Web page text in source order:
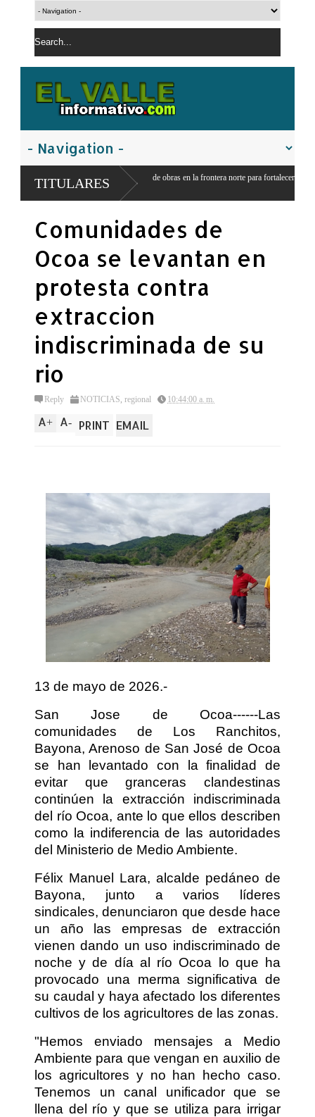
TITULARES
construcción de obras en la frontera norte para fortalecer la
Comunidades de
Ocoa se levantan en
protesta contra
extraccion
indiscriminada de su
rio
Reply NOTICIAS, regional 10:44:00 a. m.
A+ A- PRINT EMAIL
13 de mayo de 2026.-
San Jose de Ocoa------Las
comunidades de Los Ranchitos,
Bayona, Arenoso de San José de Ocoa
se han levantado con la finalidad de
evitar que granceras clandestinas
continúen la extracción indiscriminada
del río Ocoa, ante lo que ellos describen
como la indiferencia de las autoridades
del Ministerio de Medio Ambiente.
Félix Manuel Lara, alcalde pedáneo de
Bayona, junto a varios líderes
sindicales, denunciaron que desde hace
un año las empresas de extracción
vienen dando un uso indiscriminado de
noche y de día al río Ocoa lo que ha
provocado una merma significativa de
su caudal y haya afectado los diferentes
cultivos de los agricultores de las zonas.
"Hemos enviado mensajes a Medio
Ambiente para que vengan en auxilio de
los agricultores y no han hecho caso.
Tenemos un canal unificador que se
llena del río y que se utiliza para irrigar